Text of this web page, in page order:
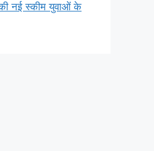
नई स्कीम युवाओं के